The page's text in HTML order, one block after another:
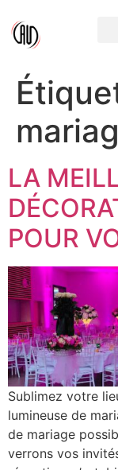
LA
POUR
Sublimez votre
lumineuse de
de mariage
verrons vos